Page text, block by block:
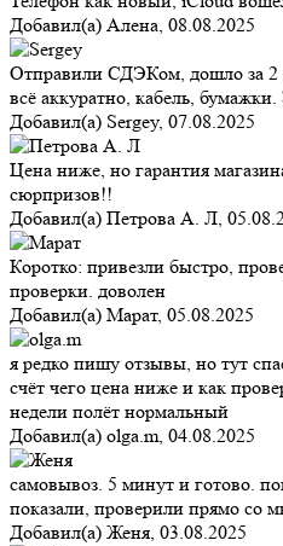
Добавил(а) Алена, 08.08.2025
Отправили СДЭКом, дошло за 2
всё аккуратно, кабель,
Добавил(а) Sergey, 07.08.2025
Цена ниже, но гарантия
сюрпризов!!
Добавил(а) Петрова А. Л,
Коротко: привезли быстро,
проверки. доволен
Добавил(а) Марат, 05.08.2025
я редко пишу отзывы, но тут
счёт чего цена ниже и как
недели полёт нормальный
Добавил(а) olga.m, 04.08.2025
самовывоз. 5 минут и готово.
показали, проверили прямо со
Добавил(а) Женя, 03.08.2025